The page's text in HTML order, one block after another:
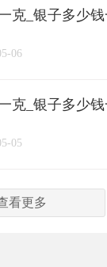
克_银子多少
06
克_银子多少
05
看更多